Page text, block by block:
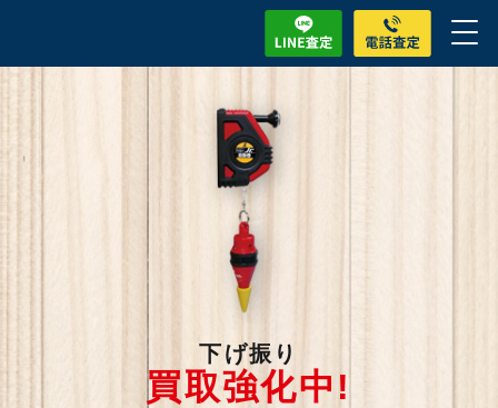
下げ振り
買取強化中!